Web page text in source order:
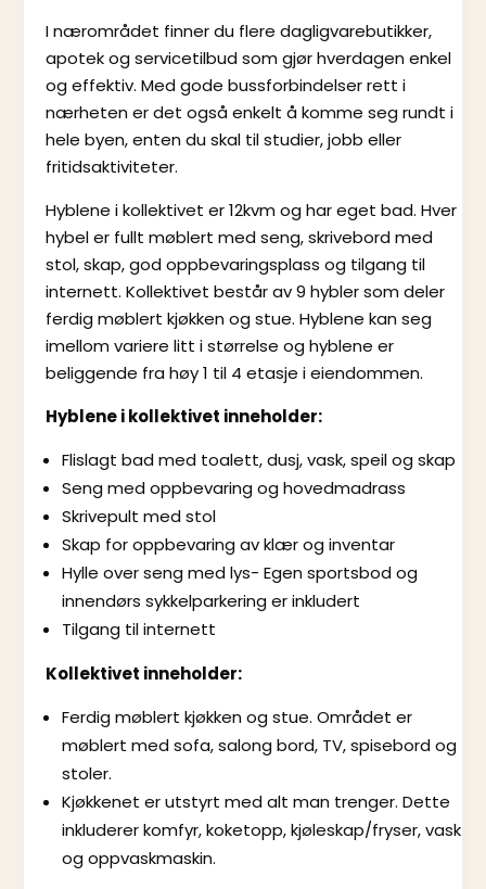
I nærområdet finner du flere dagligvarebutikker,
apotek og servicetilbud som gjør hverdagen enkel
og effektiv. Med gode bussforbindelser rett i
nærheten er det også enkelt å komme seg rundt i
hele byen, enten du skal til studier, jobb eller
fritidsaktiviteter.
Hyblene i kollektivet er 12kvm og har eget bad. Hver
hybel er fullt møblert med seng, skrivebord med
stol, skap, god oppbevaringsplass og tilgang til
internett. Kollektivet består av 9 hybler som deler
ferdig møblert kjøkken og stue. Hyblene kan seg
imellom variere litt i størrelse og hyblene er
beliggende fra høy 1 til 4 etasje i eiendommen.
Hyblene i kollektivet inneholder:
Flislagt bad med toalett, dusj, vask, speil og skap
Seng med oppbevaring og hovedmadrass
Skrivepult med stol
Skap for oppbevaring av klær og inventar
Hylle over seng med lys- Egen sportsbod og
innendørs sykkelparkering er inkludert
Tilgang til internett
Kollektivet inneholder:
Ferdig møblert kjøkken og stue. Området er
møblert med sofa, salong bord, TV, spisebord og
stoler.
Kjøkkenet er utstyrt med alt man trenger. Dette
inkluderer komfyr, koketopp, kjøleskap/fryser, vask
og oppvaskmaskin.